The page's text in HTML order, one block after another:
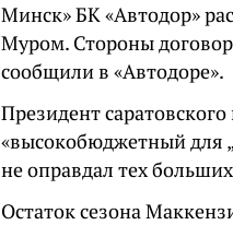
Минск» БК «Автодор»
Муром. Стороны
сообщили в «Автодоре».
Президент
«высокобюджетный для
не оправдал тех
Остаток сезона